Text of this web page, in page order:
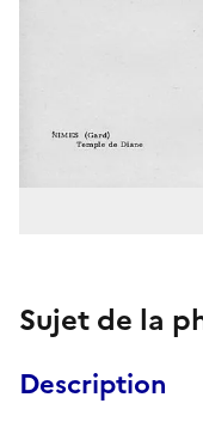
Sujet de la
Description